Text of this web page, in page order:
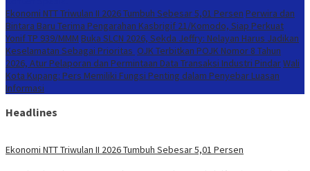
Ekonomi NTT Triwulan II 2026 Tumbuh Sebesar 5,01 Persen Perwira dan
Bintara Baru Terima Pengarahan Kasbrigif 21/Komodo, Siap Perkuat
Yonif TP 939/MMM Buka SLCN 2026, Sekda Jeffry: Nelayan Harus Jadikan
Keselamatan Sebagai Prioritas OJK Terbitkan POJK Nomor 8 Tahun
2026, Atur Pelaporan dan Permintaan Data Transaksi Industri PindarWali
Kota Kupang: Pers Memiliki Fungsi Penting dalam Penyebar Luasan
Informasi
Headlines
Ekonomi NTT Triwulan II 2026 Tumbuh Sebesar 5,01 Persen